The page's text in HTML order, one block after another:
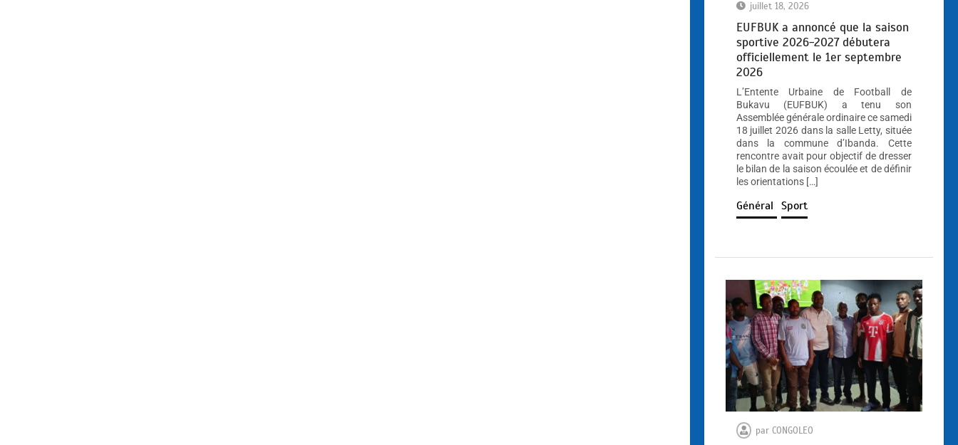
juillet 18, 2026
EUFBUK a annoncé que la saison
sportive 2026-2027 débutera
officiellement le 1er septembre
2026
L’Entente Urbaine de Football de
Bukavu (EUFBUK) a tenu son
Assemblée générale ordinaire ce samedi
18 juillet 2026 dans la salle Letty, située
dans la commune d’Ibanda. Cette
rencontre avait pour objectif de dresser
le bilan de la saison écoulée et de définir
les orientations […]
Général Sport
par CONGOLEO